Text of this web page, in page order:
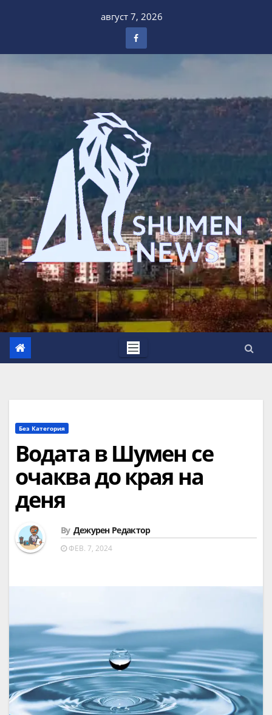
август 7, 2026
Без Категория
Водата в Шумен се
очаква до края на
деня
By Дежурен Редактор
ФЕВ. 7, 2024